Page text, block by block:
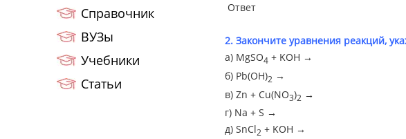
Справочник
ВУЗы
Учебники
Статьи
Ответ
2. Закончите уравнения реакций,
а) MgSO4 + KOH →
б) Pb(OH)2 →
в) Zn + Cu(NO3)2 →
г) Na + S →
д) SnCl2 + KOH →